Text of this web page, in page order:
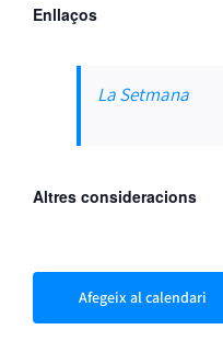
Enllaços
La Setmana
Altres consideracions
Afegeix al calendari